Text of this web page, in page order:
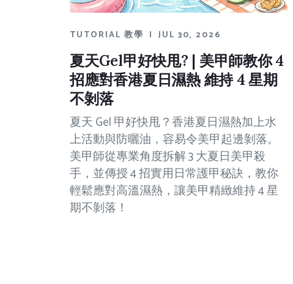
TUTORIAL 教學 | JUL 30, 2026
夏天Gel甲好快甩? | 美甲師教你 4
招應對香港夏日濕熱 維持 4 星期
不剝落
夏天 Gel 甲好快甩？香港夏日濕熱加上水
上活動與防曬油，容易令美甲起邊剝落。
美甲師從專業角度拆解 3 大夏日美甲殺
手，並傳授 4 招實用日常護甲秘訣，教你
輕鬆應對高溫濕熱，讓美甲精緻維持 4 星
期不剝落！